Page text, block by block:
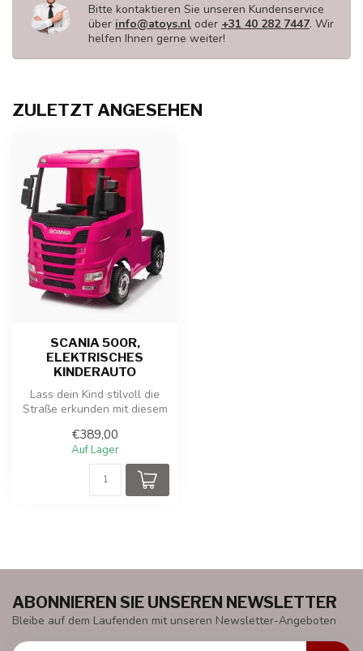
Bitte kontaktieren Sie unseren Kundenservice
über info@atoys.nl oder +31 40 282 7447. Wir
helfen Ihnen gerne weiter!
ZULETZT ANGESEHEN
SCANIA 500R,
ELEKTRISCHES
KINDERAUTO
Lass dein Kind stilvoll die
Straße erkunden mit diesem
€389,00
Auf Lager
ABONNIEREN SIE UNSEREN NEWSLETTER
Bleibe auf dem Laufenden mit unseren Newsletter-Angeboten